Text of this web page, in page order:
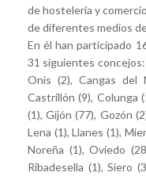
de hostelería y
de diferentes medios
En él han participado
31 siguientes
Onis (2), Cangas del
Castrillón (9), Colunga
(1), Gijón (77), Gozón
Lena (1), Llanes (1),
Noreña (1), Oviedo
Ribadesella (1), Siero